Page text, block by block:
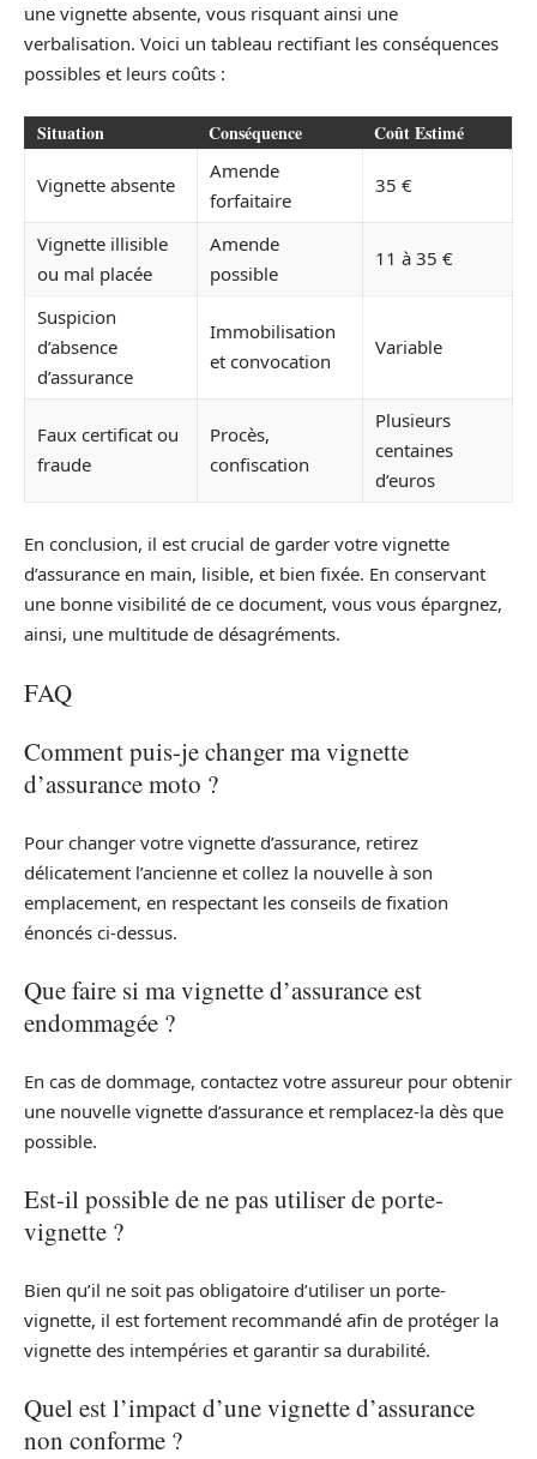
une vignette absente, vous risquant ainsi une
verbalisation. Voici un tableau rectifiant les conséquences
possibles et leurs coûts :
Situation Conséquence Coût Estimé
Vignette absente
Amende
forfaitaire
35 €
Vignette illisible
ou mal placée
Amende
possible
11 à 35 €
Suspicion
d’absence
d’assurance
Immobilisation
et convocation
Variable
Faux certificat ou
fraude
Procès,
confiscation
Plusieurs
centaines
d’euros
En conclusion, il est crucial de garder votre vignette
d’assurance en main, lisible, et bien fixée. En conservant
une bonne visibilité de ce document, vous vous épargnez,
ainsi, une multitude de désagréments.
FAQ
Comment puis-je changer ma vignette
d’assurance moto ?
Pour changer votre vignette d’assurance, retirez
délicatement l’ancienne et collez la nouvelle à son
emplacement, en respectant les conseils de fixation
énoncés ci-dessus.
Que faire si ma vignette d’assurance est
endommagée ?
En cas de dommage, contactez votre assureur pour obtenir
une nouvelle vignette d’assurance et remplacez-la dès que
possible.
Est-il possible de ne pas utiliser de porte-
vignette ?
Bien qu’il ne soit pas obligatoire d’utiliser un porte-
vignette, il est fortement recommandé afin de protéger la
vignette des intempéries et garantir sa durabilité.
Quel est l’impact d’une vignette d’assurance
non conforme ?